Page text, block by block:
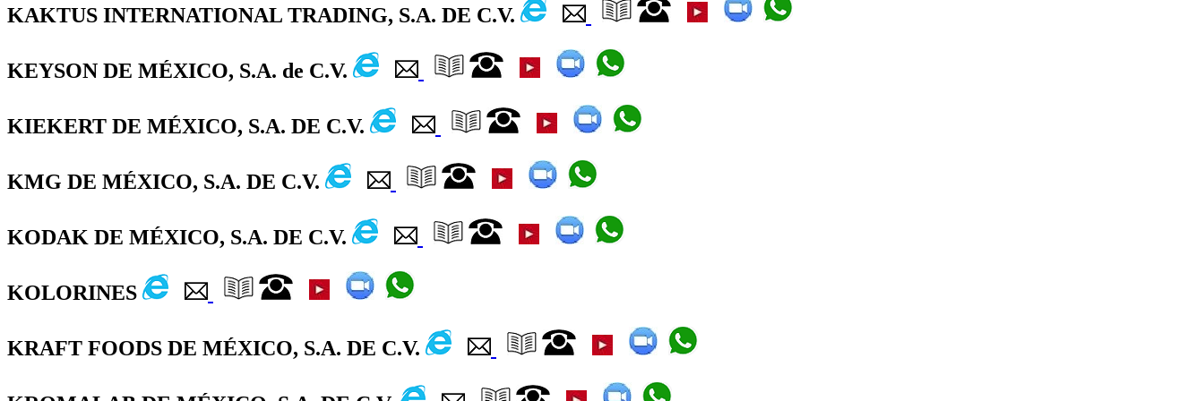
KAKTUS INTERNATIONAL TRADING, S.A. DE C.V.
KEYSON DE MÉXICO, S.A. de C.V.
KIEKERT DE MÉXICO, S.A. DE C.V.
KMG DE MÉXICO, S.A. DE C.V.
KODAK DE MÉXICO, S.A. DE C.V.
KOLORINES
KRAFT FOODS DE MÉXICO, S.A. DE C.V.